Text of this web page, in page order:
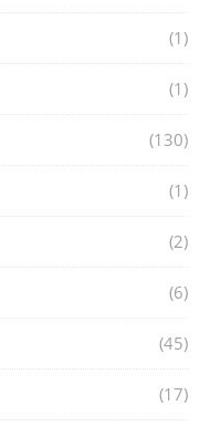
(1)
(1)
(130)
(1)
(2)
(6)
(45)
(17)